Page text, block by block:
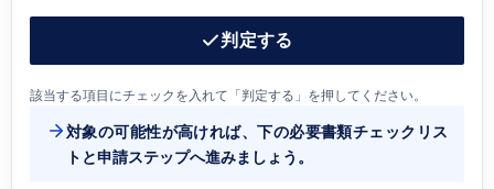
判定する
該当する項目にチェックを入れて「判定する」を押してください。
対象の可能性が高ければ、下の必要書類チェックリス
トと申請ステップへ進みましょう。